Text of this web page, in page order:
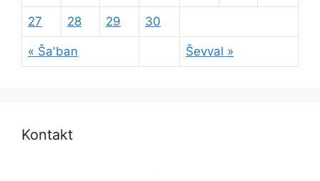
« Ša'ban Ševval »
27 28 29 30
Kontakt